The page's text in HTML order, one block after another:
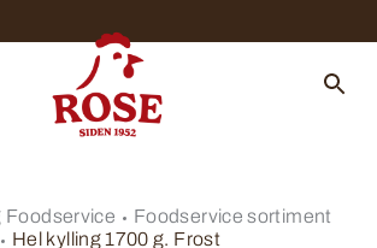
Foodservice
Foodservice sortiment
Hel kylling 1700 g. Frost